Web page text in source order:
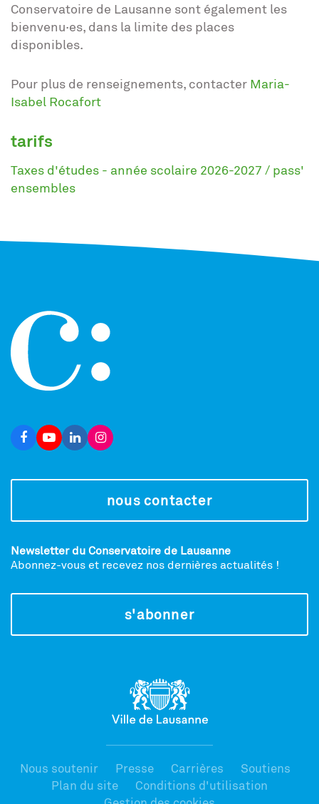
Conservatoire de Lausanne sont également les
bienvenu·es, dans la limite des places
disponibles.
Pour plus de renseignements, contacter Maria-
Isabel Rocafort
tarifs
Taxes d'études - année scolaire 2026-2027 / pass'
ensembles
nous contacter
Newsletter du Conservatoire de Lausanne
Abonnez-vous et recevez nos dernières actualités !
s'abonner
Nous soutenir Presse Carrières
Soutiens
Plan du site
Conditions d'utilisation